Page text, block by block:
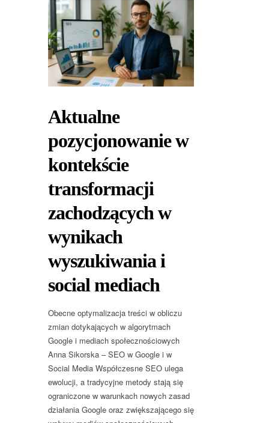
Aktualne
pozycjonowanie w
kontekście
transformacji
zachodzących w
wynikach
wyszukiwania i
social mediach
Obecne optymalizacja treści w obliczu
zmian dotykających w algorytmach
Google i mediach społecznościowych
Anna Sikorska – SEO w Google i w
Social Media Współczesne SEO ulega
ewolucji, a tradycyjne metody stają się
ograniczone w warunkach nowych zasad
działania Google oraz zwiększającego się